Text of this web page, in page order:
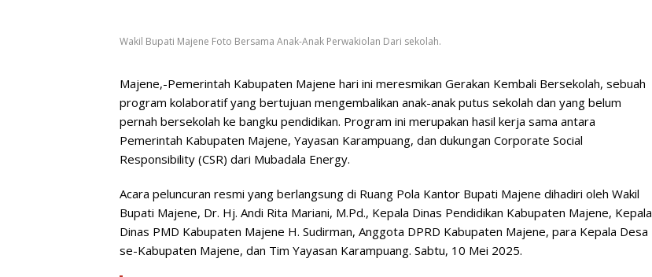
Wakil Bupati Majene Foto Bersama Anak-Anak Perwakiolan Dari sekolah.
Majene,-Pemerintah Kabupaten Majene hari ini meresmikan Gerakan Kembali Bersekolah, sebuah
program kolaboratif yang bertujuan mengembalikan anak-anak putus sekolah dan yang belum
pernah bersekolah ke bangku pendidikan. Program ini merupakan hasil kerja sama antara
Pemerintah Kabupaten Majene, Yayasan Karampuang, dan dukungan Corporate Social
Responsibility (CSR) dari Mubadala Energy.
Acara peluncuran resmi yang berlangsung di Ruang Pola Kantor Bupati Majene dihadiri oleh Wakil
Bupati Majene, Dr. Hj. Andi Rita Mariani, M.Pd., Kepala Dinas Pendidikan Kabupaten Majene, Kepala
Dinas PMD Kabupaten Majene H. Sudirman, Anggota DPRD Kabupaten Majene, para Kepala Desa
se-Kabupaten Majene, dan Tim Yayasan Karampuang. Sabtu, 10 Mei 2025.